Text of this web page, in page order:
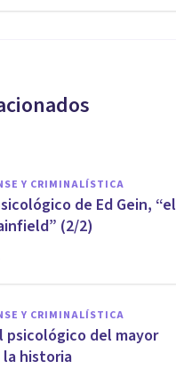
Y CRIMINALÍSTICA
de Ed Gein, “el
(2/2)
Y CRIMINALÍSTICA
psicológico del mayor
la historia
Y CRIMINALÍSTICA
de
género, en 12